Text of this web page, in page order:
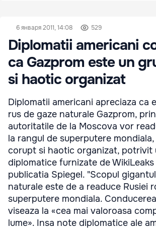
6 января 2011, 14:08 529
Diplomatii americani
ca Gazprom este un
si haotic organizat
Diplomatii americani apreciaza ca
rus de gaze naturale Gazprom,
autoritatile de la Moscova vor
la rangul de superputere
corupt si haotic organizat, potrivit
diplomatice furnizate de
publicatia Spiegel. "Scopul
naturale este de a readuce Rusiei
superputere mondiala.
viseaza la «cea mai valoroasa
lume». Insa note diplomatice ale